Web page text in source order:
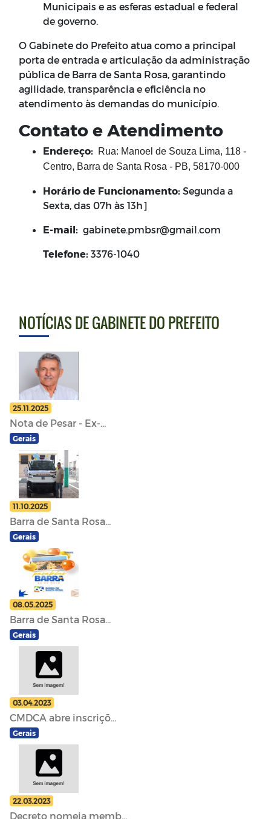
Municipais e as esferas estadual e federal
de governo.
O Gabinete do Prefeito atua como a principal
porta de entrada e articulação da administração
pública de Barra de Santa Rosa, garantindo
agilidade, transparência e eficiência no
atendimento às demandas do município.
Contato e Atendimento
Endereço: Rua: Manoel de Souza Lima, 118 -
Centro, Barra de Santa Rosa - PB, 58170-000
Horário de Funcionamento: Segunda a
Sexta, das 07h às 13h]
E-mail: gabinete.pmbsr@gmail.com
Telefone: 3376-1040
NOTÍCIAS DE GABINETE DO PREFEITO
25.11.2025
Nota de Pesar - Ex-...
Gerais
11.10.2025
Barra de Santa Rosa...
Gerais
08.05.2025
Barra de Santa Rosa...
Gerais
03.04.2023
CMDCA abre inscriçõ...
Gerais
22.03.2023
Decreto nomeia memb...